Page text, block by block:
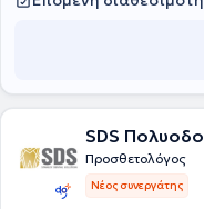
των παρεχόμενων
ασθενών, σε ένα φιλικό
SDS
Προσθετολόγος
Νέος συνεργάτης